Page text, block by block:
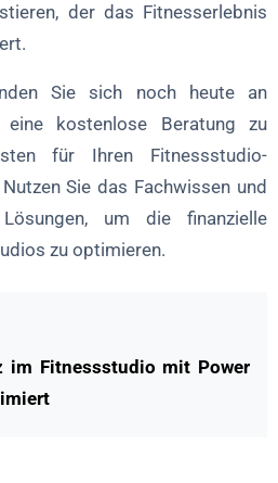
der das Fitnesserlebnis
Sie sich noch heute an
eine kostenlose Beratung zu
für Ihren Fitnessstudio-
Sie das Fachwissen und
um die finanzielle
zu optimieren.
im Fitnessstudio mit Power